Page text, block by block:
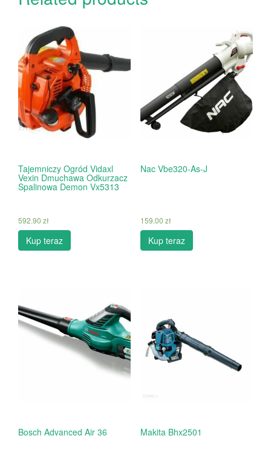
Tajemniczy Ogród Vidaxl
Vexin Dmuchawa Odkurzacz
Spalinowa Demon Vx5313
592.90 zł
Kup teraz
Nac Vbe320-As-J
159.00 zł
Kup teraz
Bosch Advanced Air 36 Makita Bhx2501